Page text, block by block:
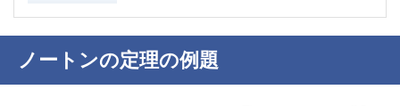
ノートンの定理の例題